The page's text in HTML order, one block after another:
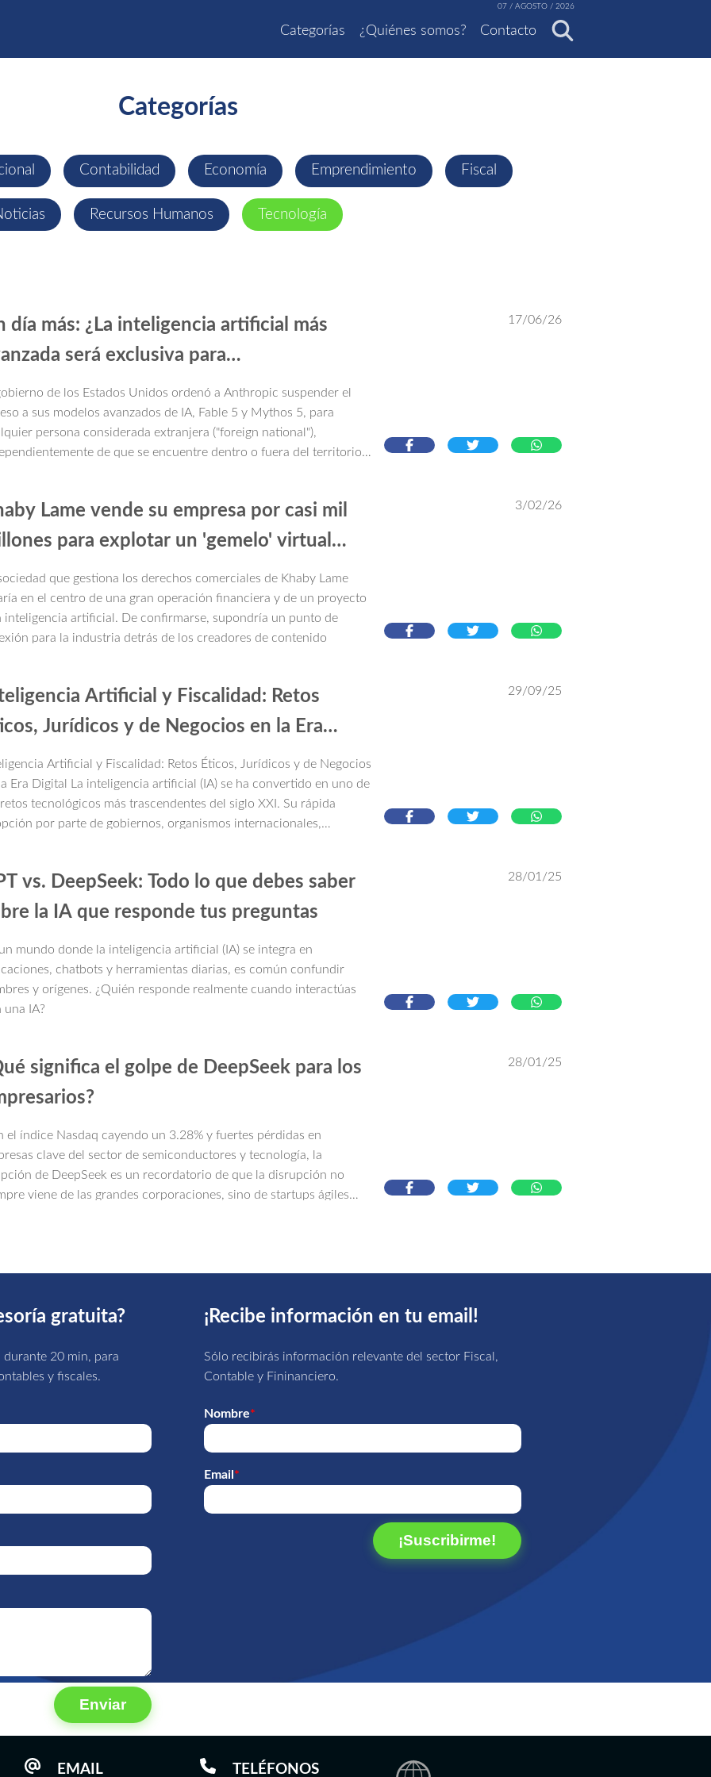
07 / AGOSTO / 2026
Categorías ¿Quiénes somos? Contacto
Categorías
Contabilidad Economía Emprendimiento Fiscal
Recursos Humanos Tecnología
día más: ¿La inteligencia artificial más
será exclusiva para
de los Estados Unidos ordenó a Anthropic suspender el
a sus modelos avanzados de IA, Fable 5 y Mythos 5, para
persona considerada extranjera ("foreign national"),
de que se encuentre dentro o fuera del territorio
17/06/26
Lame vende su empresa por casi mil
para explotar un 'gemelo' virtual
por IA | Actualidad Económica
sociedad que gestiona los derechos comerciales de Khaby Lame
en el centro de una gran operación financiera y de un proyecto
inteligencia artificial. De confirmarse, supondría un punto de
para la industria detrás de los creadores de contenido
3/02/26
Artificial y Fiscalidad: Retos
Jurídicos y de Negocios en la Era
Artificial y Fiscalidad: Retos Éticos, Jurídicos y de Negocios
Era Digital La inteligencia artificial (IA) se ha convertido en uno de
retos tecnológicos más trascendentes del siglo XXI. Su rápida
por parte de gobiernos, organismos internacionales,
humanos, privacidad, fiscalidad y sostenibilidad empresarial.
empresarios y emprendedores, comprender estos cambios no es
un tema tecnológico, sino una cuestión de competitividad y
estratégico.
29/09/25
vs. DeepSeek: Todo lo que debes saber
la IA que responde tus preguntas
mundo donde la inteligencia artificial (IA) se integra en
chatbots y herramientas diarias, es común confundir
y orígenes. ¿Quién responde realmente cuando interactúas
una IA?
28/01/25
significa el golpe de DeepSeek para los
el índice Nasdaq cayendo un 3.28% y fuertes pérdidas en
clave del sector de semiconductores y tecnología, la
de DeepSeek es un recordatorio de que la disrupción no
viene de las grandes corporaciones, sino de startups ágiles
28/01/25
gratuita?
durante 20 min, para
y fiscales.
Enviar
¡Recibe información en tu email!
Sólo recibirás información relevante del sector Fiscal,
Contable y Fininanciero.
Nombre*
Email *
¡Suscribirme!
EMAIL TELÉFONOS